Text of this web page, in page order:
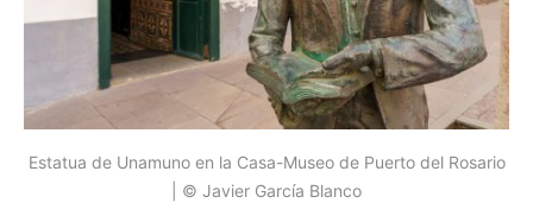
Estatua de Unamuno en la Casa-Museo de Puerto del Rosario
| © Javier García Blanco